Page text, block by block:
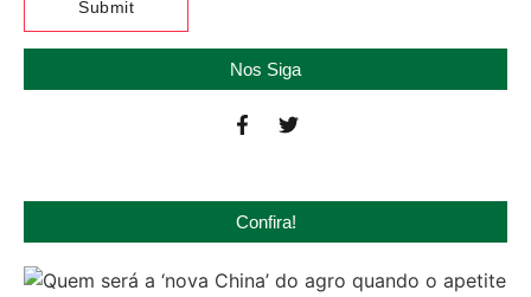
Nos Siga
Confira!